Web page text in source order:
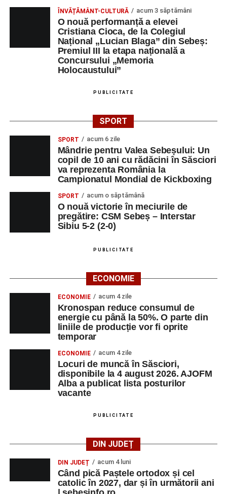
ÎNVĂȚĂMÂNT-CULTURĂ acum 3 săptămâni
O nouă performanță a elevei
Cristiana Cioca, de la Colegiul
Național „Lucian Blaga” din Sebeș:
Premiul III la etapa națională a
Concursului „Memoria
Holocaustului”
PUBLICITATE
SPORT
SPORT acum 6 zile
Mândrie pentru Valea Sebeșului: Un
copil de 10 ani cu rădăcini în Săsciori
va reprezenta România la
Campionatul Mondial de Kickboxing
SPORT acum o săptămână
O nouă victorie în meciurile de
pregătire: CSM Sebeș – Interstar
Sibiu 5-2 (2-0)
PUBLICITATE
ECONOMIE
ECONOMIE acum 4 zile
Kronospan reduce consumul de
energie cu până la 50%. O parte din
liniile de producție vor fi oprite
temporar
ECONOMIE acum 4 zile
Locuri de muncă în Săsciori,
disponibile la 4 august 2026. AJOFM
Alba a publicat lista posturilor
vacante
PUBLICITATE
DIN JUDEȚ
DIN JUDEȚ acum 4 luni
Când pică Paștele ortodox și cel
catolic în 2027, dar și în următorii ani